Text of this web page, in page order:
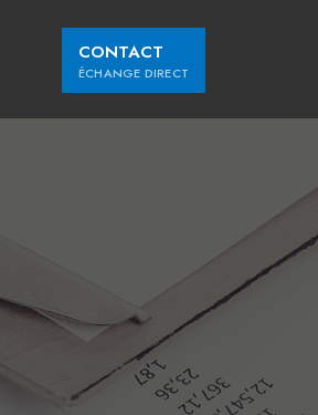
CONTACT
ÉCHANGE DIRECT